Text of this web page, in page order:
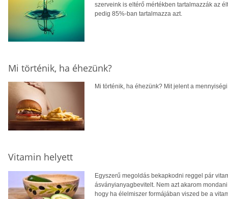
szerveink is eltérő mértékben tartalmazzák az
pedig 85%-ban tartalmazza azt.
Mi történik, ha éhezünk?
Mi történik, ha éhezünk? Mit jelent a
Vitamin helyett
Egyszerű megoldás bekapkodni reggel pár
ásványianyagbevitelt. Nem azt akarom
hogy ha élelmiszer formájában viszed be a